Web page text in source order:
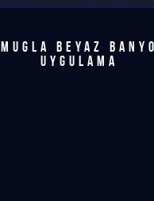
MUGLA BEYAZ
UYGULAMA